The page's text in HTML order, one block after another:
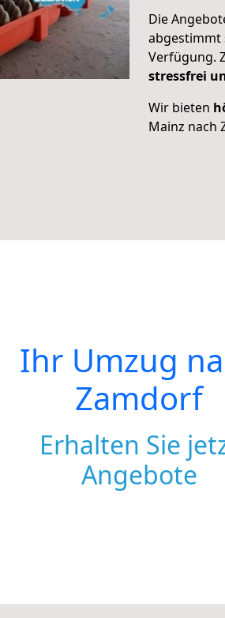
Die
abgestimmt
Verfügung.
stressfrei
Wir bieten
Mainz nach
Ihr Umzug
Zamdorf
Erhalten Sie
Angebote